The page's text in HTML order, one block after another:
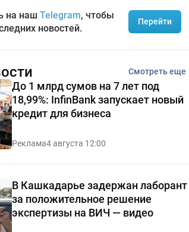
на наш Telegram, чтобы
новостей.
Перейти
Смотреть еще
До 1 млрд сумов на 7 лет под
18,99%: InfinBank запускает новый
кредит для бизнеса
Реклама4 августа 12:00
В Кашкадарье задержан лаборант
за положительное решение
экспертизы на ВИЧ — видео